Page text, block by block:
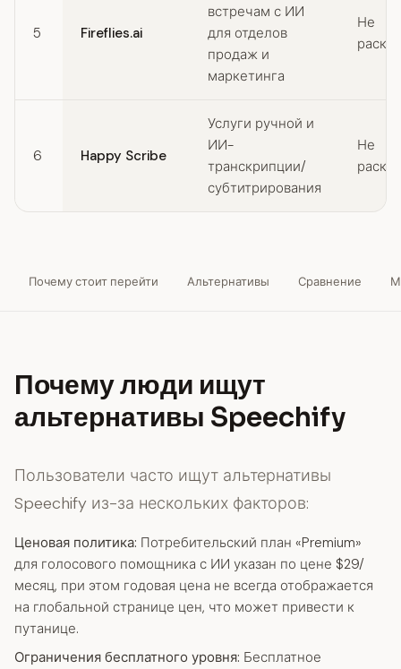
5 Fireflies.ai
встречам с ИИ
для отделов
продаж и
маркетинга
Не
6 Happy Scribe
Услуги ручной и
ИИ-
транскрипции/
субтитрирования
Не
Почему стоит перейти Альтернативы Сравнение
Почему люди ищут
альтернативы Speechify
Пользователи часто ищут альтернативы
Speechify из-за нескольких факторов:
Ценовая политика: Потребительский план «Premium»
для голосового помощника с ИИ указан по цене $29/
месяц, при этом годовая цена не всегда отображается
на глобальной странице цен, что может привести к
путанице.
Ограничения бесплатного уровня: Бесплатное